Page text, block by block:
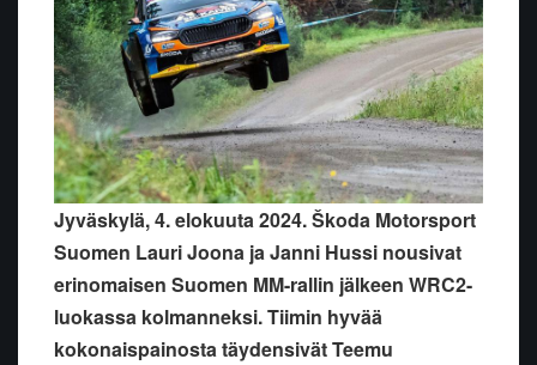
Jyväskylä, 4. elokuuta 2024. Škoda Motorsport
Suomen Lauri Joona ja Janni Hussi nousivat
erinomaisen Suomen MM-rallin jälkeen WRC2-
luokassa kolmanneksi. Tiimin hyvää
kokonaispainosta täydensivät Teemu